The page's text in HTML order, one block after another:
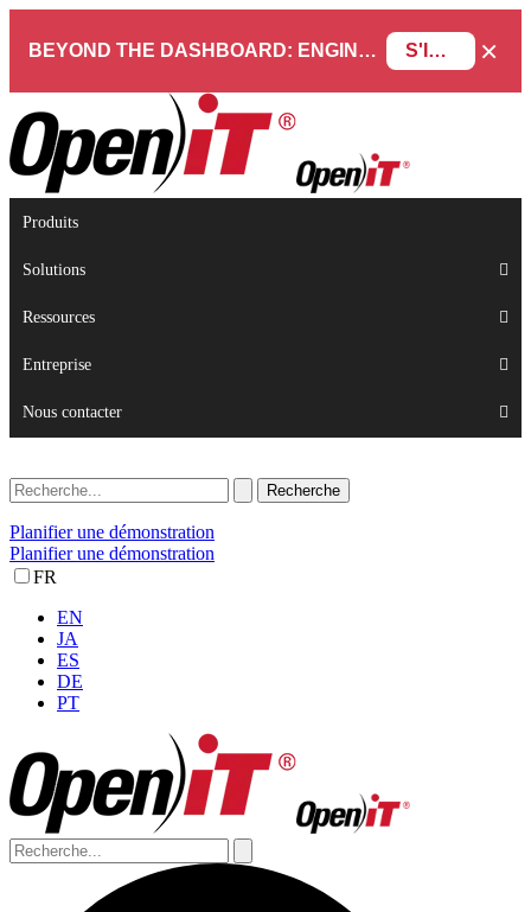
BEYOND THE DASHBOARD: ENGINEERING SOFTWARE IN SERVICENOW WEBINAR S'INSCRIRE ×
Produits
Solutions
Ressources
Entreprise
Nous contacter
Planifier une démonstration
Planifier une démonstration
FR
EN
JA
ES
DE
PT